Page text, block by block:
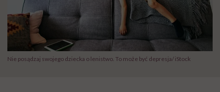
Nie posądzaj swojego dziecka o lenistwo. To może być depresja/ iStock